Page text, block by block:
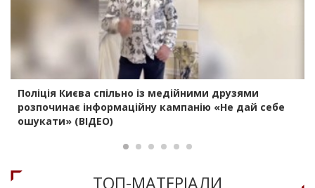
Поліція Києва спільно із медійними друзями
розпочинає інформаційну кампанію «Не дай себе
ошукати» (ВІДЕО)
ТОП-МАТЕРIАЛИ